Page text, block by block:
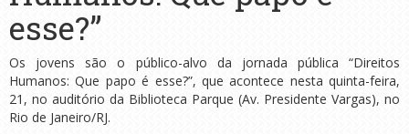
esse?”
Os jovens são o público-alvo da jornada pública “Direitos
Humanos: Que papo é esse?”, que acontece nesta quinta-feira,
21, no auditório da Biblioteca Parque (Av. Presidente Vargas), no
Rio de Janeiro/RJ.